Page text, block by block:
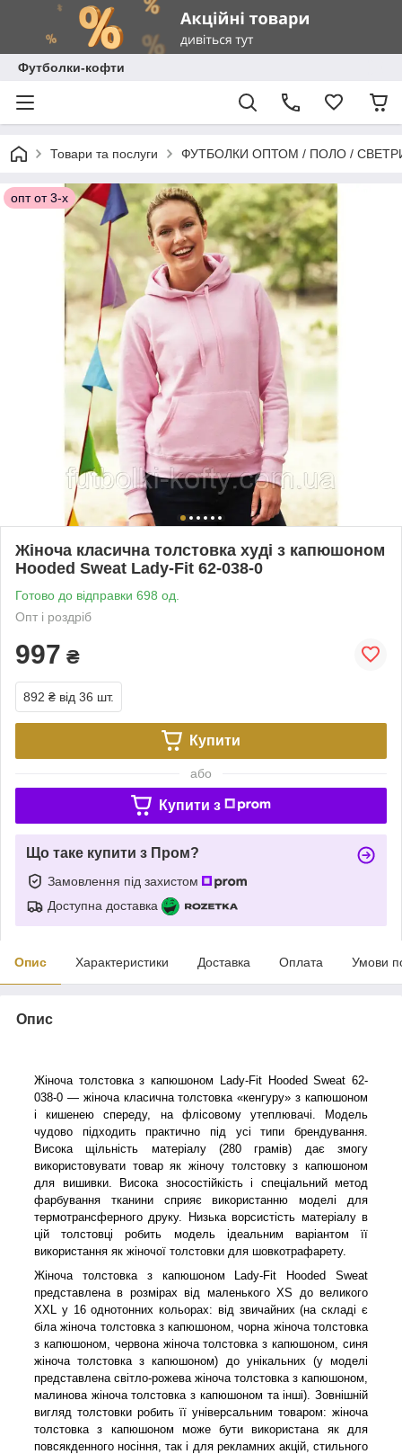
Футболки-кофти
Товари та послуги ФУТБОЛКИ ОПТОМ / ПОЛО /
опт от 3-х
Жіноча класична толстовка худі з капюшоном
Hooded Sweat Lady-Fit 62-038-0
Готово до відправки 698 од.
Опт і роздріб
997 ₴
892 ₴ від 36 шт.
Купити
або
Купити з
Що таке купити з Пром?
Замовлення під захистом
Доступна доставка
Опис Характеристики Доставка Оплата Умови
Опис
Жіноча толстовка з капюшоном Lady-Fit Hooded Sweat 62-
038-0 — жіноча класична толстовка «кенгуру» з капюшоном
і кишенею спереду, на флісовому утеплювачі. Модель
чудово підходить практично під усі типи брендування.
Висока щільність матеріалу (280 грамів) дає змогу
використовувати товар як жіночу толстовку з капюшоном
для вишивки. Висока зносостійкість і спеціальний метод
фарбування тканини сприяє використанню моделі для
термотрансферного друку. Низька ворсистість матеріалу в
цій толстовці робить модель ідеальним варіантом її
використання як жіночої толстовки для шовкотрафарету.
Жіноча толстовка з капюшоном Lady-Fit Hooded Sweat
представлена в розмірах від маленького XS до великого
XXL у 16 однотонних кольорах: від звичайних (на складі є
біла жіноча толстовка з капюшоном, чорна жіноча толстовка
з капюшоном, червона жіноча толстовка з капюшоном, синя
жіноча толстовка з капюшоном) до унікальних (у моделі
представлена світло-рожева жіноча толстовка з капюшоном,
малинова жіноча толстовка з капюшоном та інші). Зовнішній
вигляд толстовки робить її універсальним товаром: жіноча
толстовка з капюшоном може бути використана як для
повсякденного носіння, так і для рекламних акцій, стильного